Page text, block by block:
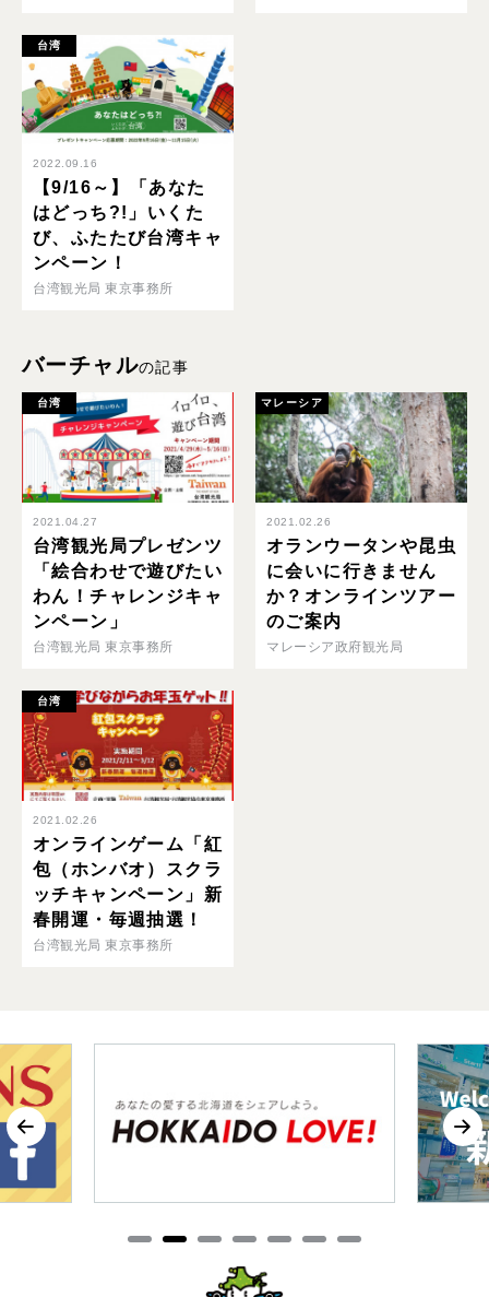
台湾
2022.09.16
【9/16～】「あなた
はどっち?!」いくた
び、ふたたび台湾キャ
ンペーン！
台湾観光局 東京事務所
バーチャルの記事
台湾
2021.04.27
台湾観光局プレゼンツ
「絵合わせで遊びたい
わん！チャレンジキャ
ンペーン」
台湾観光局 東京事務所
マレーシア
2021.02.26
オランウータンや昆虫
に会いに行きません
か？オンラインツアー
のご案内
マレーシア政府観光局
台湾
2021.02.26
オンラインゲーム「紅
包（ホンバオ）スクラ
ッチキャンペーン」新
春開運・毎週抽選！
台湾観光局 東京事務所